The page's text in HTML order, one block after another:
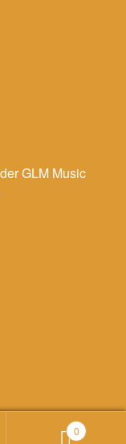
GLM Music
0